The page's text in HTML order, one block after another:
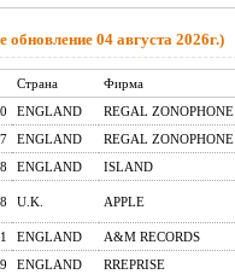
04 августа 2026г.)
Страна Фирма
ENGLAND REGAL ZONOPHONE
ENGLAND REGAL ZONOPHONE
ENGLAND ISLAND
U.K. APPLE
ENGLAND A&M RECORDS
ENGLAND RREPRISE